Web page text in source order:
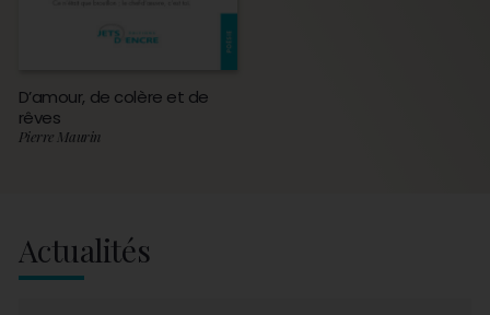
D’amour, de colère et de
rêves
Pierre Maurin
Actualités